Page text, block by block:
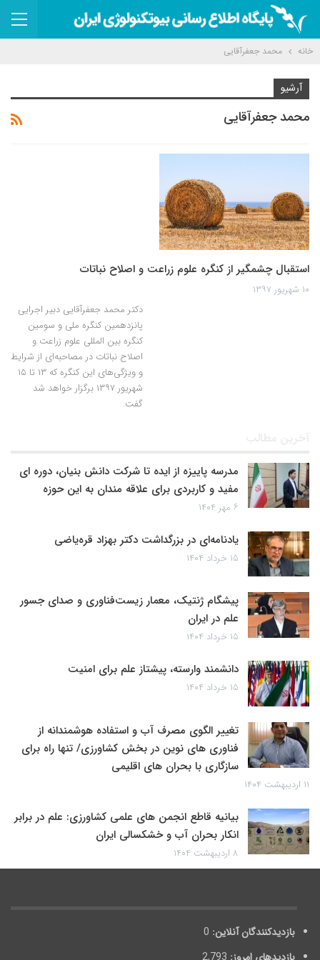
خانه محمد جعفرآقایی
آرشیو
محمد جعفرآقایی
استقبال چشمگیر از کنگره علوم زراعت و اصلاح نباتات
۱۰ شهریور ۱۳۹۷
دکتر محمد جعفرآقایی دبیر اجرایی
پانزدهمین کنگره ملی و سومین
کنگره بین المللی علوم زراعت و
اصلاح نباتات در مصاحبه‌ای از شرایط
و ویژگی‌های این کنگره که ۱۳ تا ۱۵
شهریور ۱۳۹۷ برگزار خواهد شد
گفت.
آخرین مطالب
مدرسه پاییزه از ایده تا شرکت دانش بنیان، دوره ای
مفید و کاربردی برای علاقه مندان به این حوزه
۶ مهر ۱۴۰۴
یادنامه‌ای در بزرگداشت دکتر بهزاد قره‌یاضی
۱۵ خرداد ۱۴۰۴
پیشگام ژنتیک، معمار زیست‌فناوری و صدای جسور
علم در ایران
۱۵ خرداد ۱۴۰۴
دانشمند وارسته، پیشتاز علم برای امنیت
۱۵ خرداد ۱۴۰۴
تغییر الگوی مصرف آب و استفاده هوشمندانه از
فناوری های نوین در بخش کشاورزی/ تنها راه برای
سازگاری با بحران های اقلیمی
۱۱ اردیبهشت ۱۴۰۴
بیانیه قاطع انجمن های علمی کشاورزی: علم در برابر
انکار بحران آب و خشکسالی ایران
۸ اردیبهشت ۱۴۰۴
بازدیدکنندگان آنلاین: 0